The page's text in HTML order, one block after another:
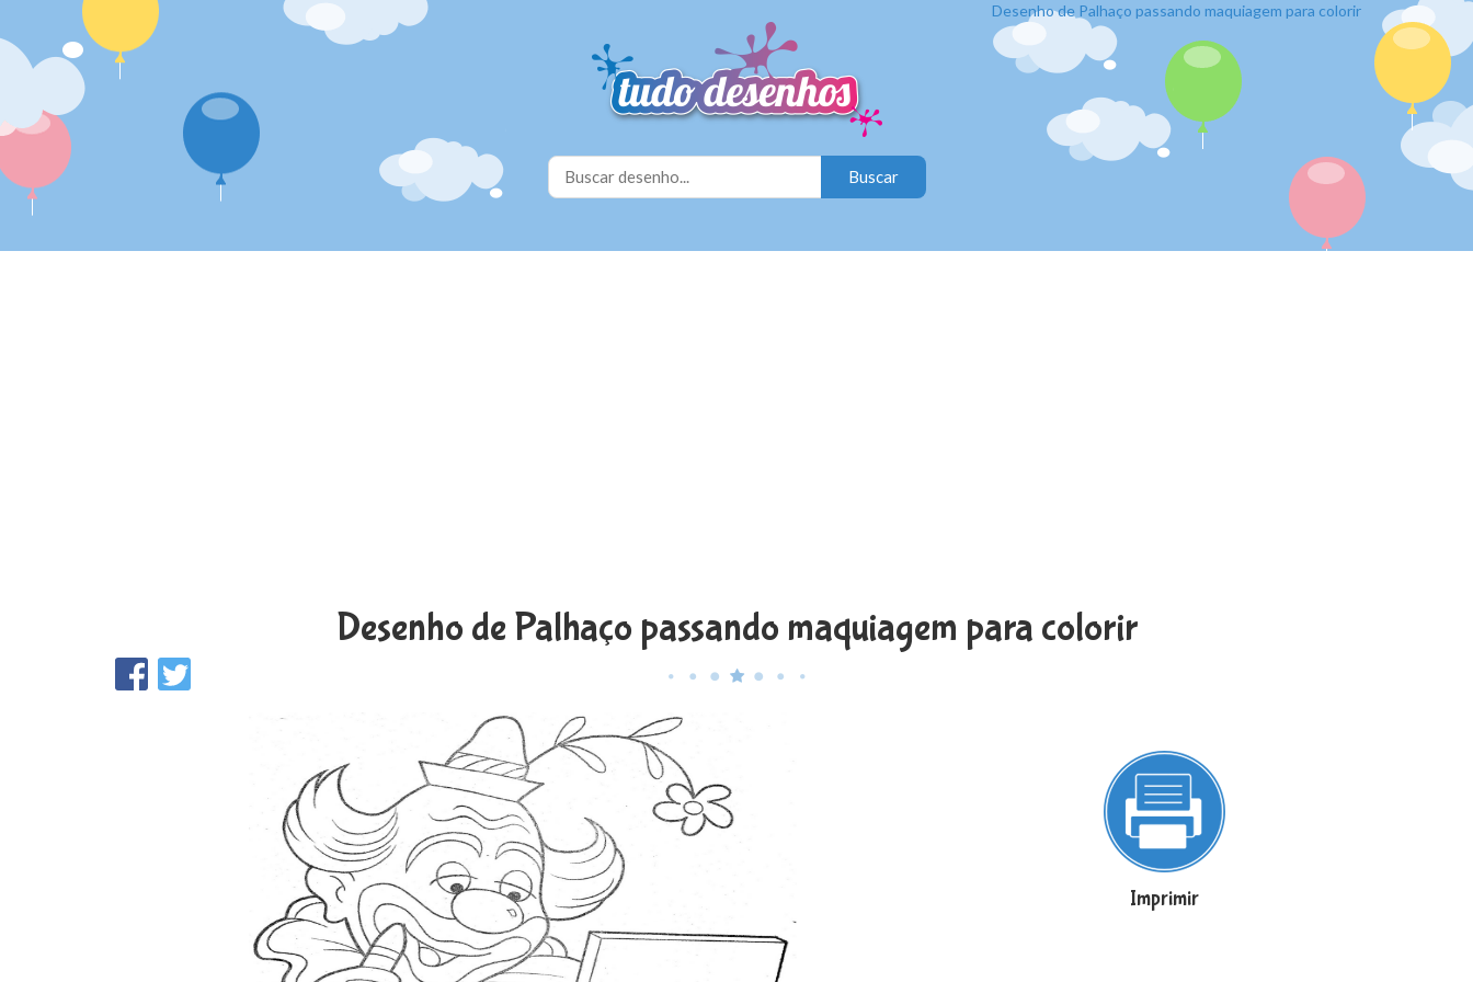
Desenho de Palhaço passando maquiagem para colorir
Desenho de Palhaço passando maquiagem para colorir
Imprimir